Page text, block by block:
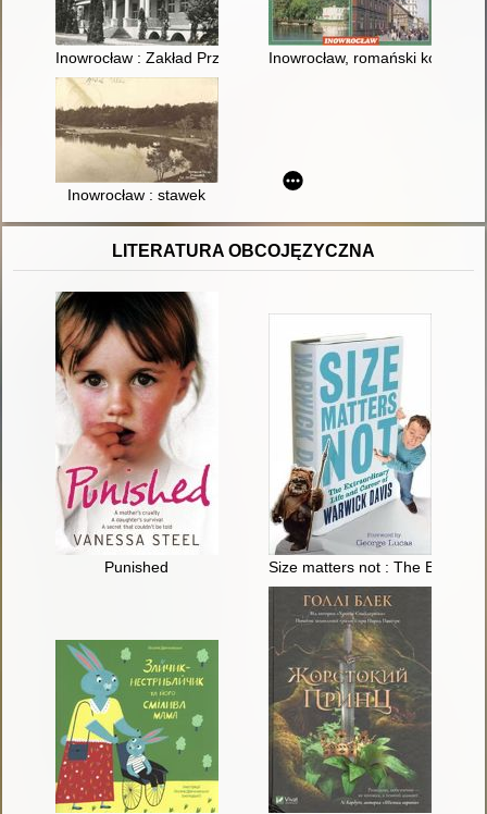
Inowrocław : Zakład PrzyrodoleczniczyInowrocław, romański kościół
Inowrocław : stawek
LITERATURA OBCOJĘZYCZNA
Punished Size matters not : The